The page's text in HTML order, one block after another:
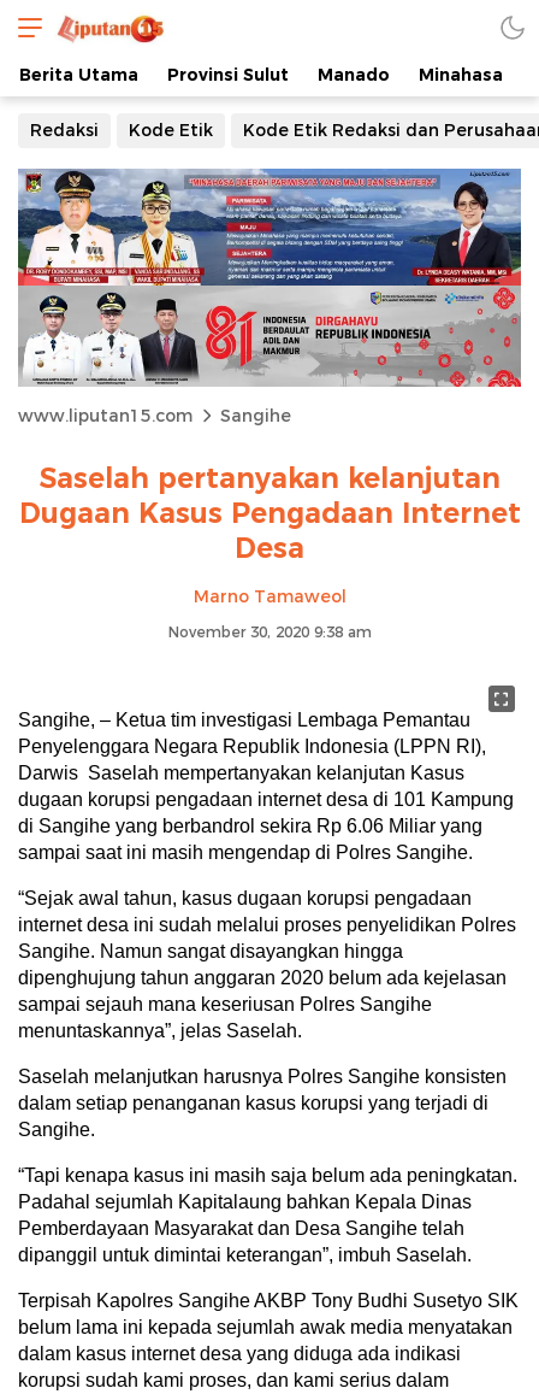
Berita Utama Provinsi Sulut Manado Minahasa
Redaksi Kode Etik Kode Etik Redaksi dan
www.liputan15.com Sangihe
Saselah pertanyakan kelanjutan
Dugaan Kasus Pengadaan Internet
Desa
Marno Tamaweol
November 30, 2020 9:38 am
Sangihe, – Ketua tim investigasi Lembaga Pemantau
Penyelenggara Negara Republik Indonesia (LPPN RI),
Darwis Saselah mempertanyakan kelanjutan Kasus
dugaan korupsi pengadaan internet desa di 101 Kampung
di Sangihe yang berbandrol sekira Rp 6.06 Miliar yang
sampai saat ini masih mengendap di Polres Sangihe.
“Sejak awal tahun, kasus dugaan korupsi pengadaan
internet desa ini sudah melalui proses penyelidikan Polres
Sangihe. Namun sangat disayangkan hingga
dipenghujung tahun anggaran 2020 belum ada kejelasan
sampai sejauh mana keseriusan Polres Sangihe
menuntaskannya”, jelas Saselah.
Saselah melanjutkan harusnya Polres Sangihe konsisten
dalam setiap penanganan kasus korupsi yang terjadi di
Sangihe.
“Tapi kenapa kasus ini masih saja belum ada peningkatan.
Padahal sejumlah Kapitalaung bahkan Kepala Dinas
Pemberdayaan Masyarakat dan Desa Sangihe telah
dipanggil untuk dimintai keterangan”, imbuh Saselah.
Terpisah Kapolres Sangihe AKBP Tony Budhi Susetyo SIK
belum lama ini kepada sejumlah awak media menyatakan
dalam kasus internet desa yang diduga ada indikasi
korupsi sudah kami proses, dan kami serius dalam